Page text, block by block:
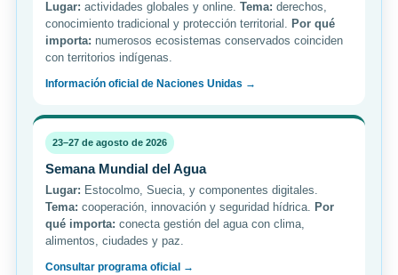
Lugar: actividades globales y online. Tema: derechos,
conocimiento tradicional y protección territorial. Por qué
importa: numerosos ecosistemas conservados coinciden
con territorios indígenas.
Información oficial de Naciones Unidas →
23–27 de agosto de 2026
Semana Mundial del Agua
Lugar: Estocolmo, Suecia, y componentes digitales.
Tema: cooperación, innovación y seguridad hídrica. Por
qué importa: conecta gestión del agua con clima,
alimentos, ciudades y paz.
Consultar programa oficial →